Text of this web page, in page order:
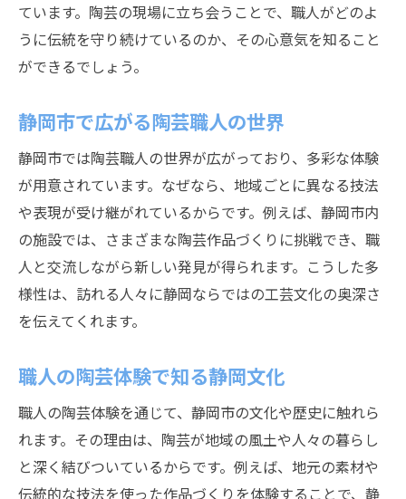
ています。陶芸の現場に立ち会うことで、職人がどのよ
うに伝統を守り続けているのか、その心意気を知ること
ができるでしょう。
静岡市で広がる陶芸職人の世界
静岡市では陶芸職人の世界が広がっており、多彩な体験
が用意されています。なぜなら、地域ごとに異なる技法
や表現が受け継がれているからです。例えば、静岡市内
の施設では、さまざまな陶芸作品づくりに挑戦でき、職
人と交流しながら新しい発見が得られます。こうした多
様性は、訪れる人々に静岡ならではの工芸文化の奥深さ
を伝えてくれます。
職人の陶芸体験で知る静岡文化
職人の陶芸体験を通じて、静岡市の文化や歴史に触れら
れます。その理由は、陶芸が地域の風土や人々の暮らし
と深く結びついているからです。例えば、地元の素材や
伝統的な技法を使った作品づくりを体験することで、静